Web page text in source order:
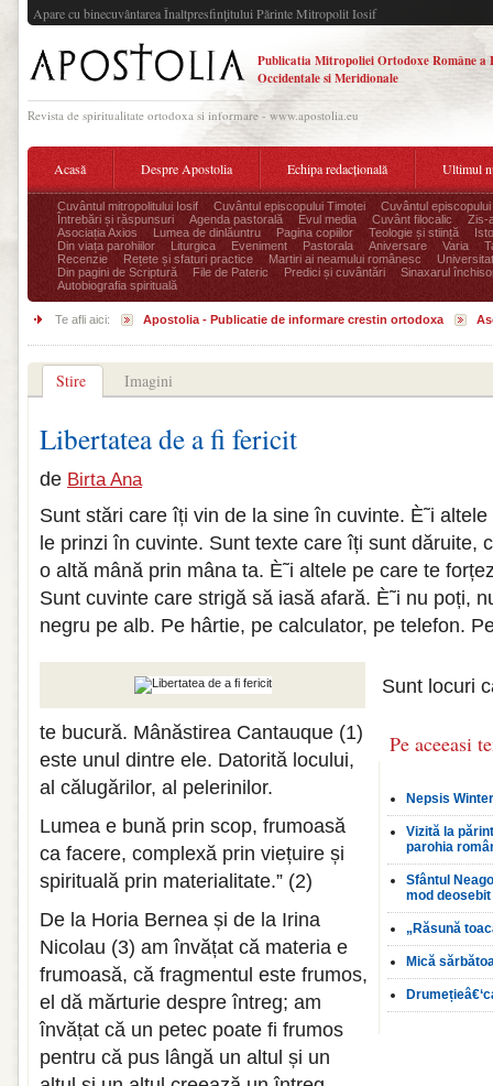
Apare cu binecuvântarea Înaltpresfinţitului Părinte Mitropolit Iosif
Publicatia Mitropoliei Ortodoxe Române a
Occidentale si Meridionale
Revista de spiritualitate ortodoxa si informare - www.apostolia.eu
Acasă Despre Apostolia Echipa redacțională Ultimul
Cuvântul mitropolitului Iosif Cuvântul episcopului Timotei
Cuvântul episcopului
Întrebări și răspunsuri
Agenda pastorală Evul media Cuvânt filocalic
Zis-
Asociația Axios
Lumea de dinlăuntru Pagina copiilor Teologie și stiință
Din viața parohiilor
Liturgica Eveniment Pastorala Aniversare Varia
Recenzie
Rețete și sfaturi practice Martiri ai neamului românesc
Din pagini de Scriptură
File de Pateric Predici și cuvântări
Sinaxarul
Autobiografia spirituală
Te afli aici: Apostolia - Publicatie de informare crestin ortodoxa
Stire Imagini
Libertatea de a fi fericit
de Birta Ana
Sunt stări care îți vin de la sine în cuvinte. È˜i
le prinzi în cuvinte. Sunt texte care îți sunt dăruite,
o altă mână prin mâna ta. È˜i altele pe care te
Sunt cuvinte care strigă să iasă afară. È˜i nu poți,
negru pe alb. Pe hârtie, pe calculator, pe telefon.
Pe aceeasi
Nepsis
Vizită la
parohia
Sfântul
mod
„Răsună
Mică
Sunt locuri
te bucură. Mânăstirea Cantauque (1)
este unul dintre ele. Datorită locului,
al călugărilor, al pelerinilor.
Lumea e bună prin scop, frumoasă
ca facere, complexă prin viețuire și
spirituală prin materialitate.” (2)
De la Horia Bernea și de la Irina
Nicolau (3) am învățat că materia e
frumoasă, că fragmentul este frumos,
el dă mărturie despre întreg; am
învățat că un petec poate fi frumos
pentru că pus lângă un altul și un